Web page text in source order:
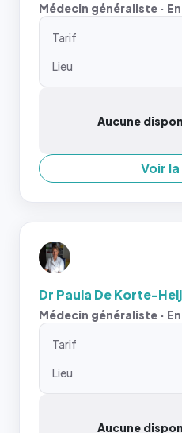
Médecin généraliste ·
Tarif
Lieu
Aucune
Voir
Dr Paula De Korte-
Médecin généraliste ·
Tarif
Lieu
Aucune